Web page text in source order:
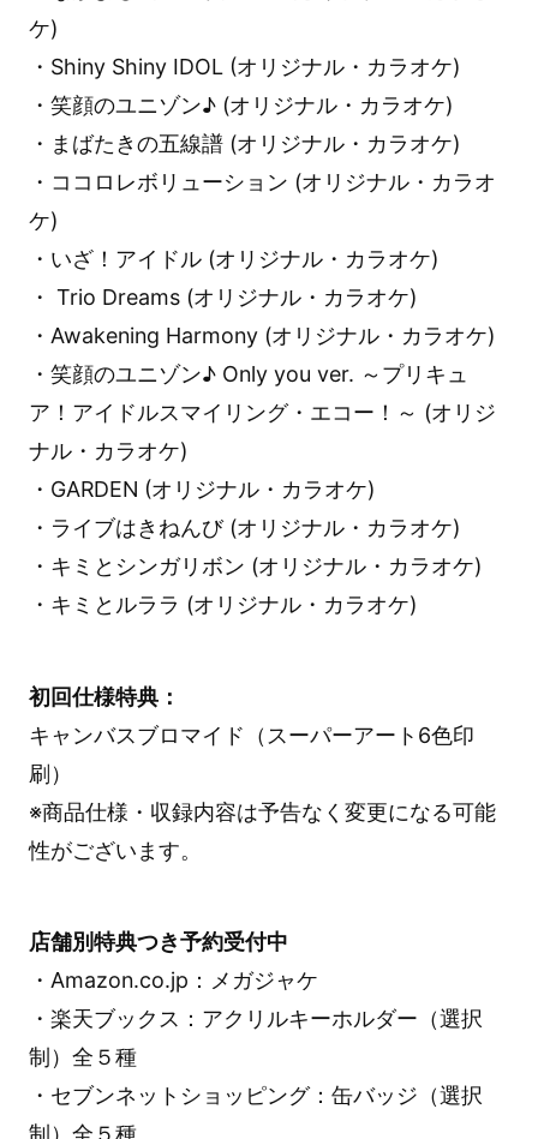
ケ)
・Shiny Shiny IDOL (オリジナル・カラオケ)
・笑顔のユニゾン♪ (オリジナル・カラオケ)
・まばたきの五線譜 (オリジナル・カラオケ)
・ココロレボリューション (オリジナル・カラオ
ケ)
・いざ！アイドル (オリジナル・カラオケ)
・ Trio Dreams (オリジナル・カラオケ)
・Awakening Harmony (オリジナル・カラオケ)
・笑顔のユニゾン♪ Only you ver. ～プリキュ
ア！アイドルスマイリング・エコー！～ (オリジ
ナル・カラオケ)
・GARDEN (オリジナル・カラオケ)
・ライブはきねんび (オリジナル・カラオケ)
・キミとシンガリボン (オリジナル・カラオケ)
・キミとルララ (オリジナル・カラオケ)
初回仕様特典：
キャンバスブロマイド（スーパーアート6色印
刷）
※商品仕様・収録内容は予告なく変更になる可能
性がございます。
店舗別特典つき予約受付中
・Amazon.co.jp：メガジャケ
・楽天ブックス：アクリルキーホルダー（選択
制）全５種
・セブンネットショッピング：缶バッジ（選択